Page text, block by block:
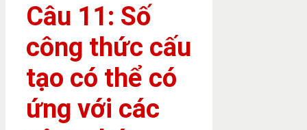
Câu 11: Số
công thức cấu
tạo có thể có
ứng với các